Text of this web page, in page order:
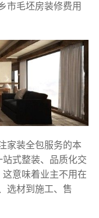
市毛坯房装修费用
家装全包服务的本
站式整装、品质化交
意味着业主不用在
选材到施工、售